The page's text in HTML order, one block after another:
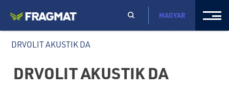
MAGYAR
DRVOLIT AKUSTIK DA
DRVOLIT AKUSTIK DA